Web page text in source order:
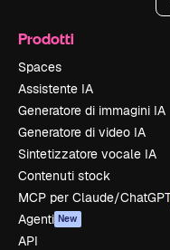
Prodotti
Spaces
Assistente IA
Generatore di immagini IA
Generatore di video IA
Sintetizzatore vocale IA
Contenuti stock
MCP per Claude/
Agenti New
API